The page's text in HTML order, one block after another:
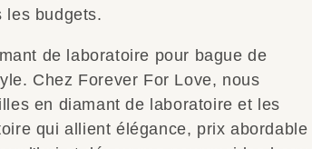
les budgets.
de laboratoire pour bague de
Chez Forever For Love, nous
en diamant de laboratoire et les
qui allient élégance, prix abordable